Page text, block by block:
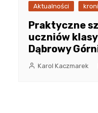
Aktualności
Praktyczne
uczniów
Dąbrowy
Karol Kaczmarek